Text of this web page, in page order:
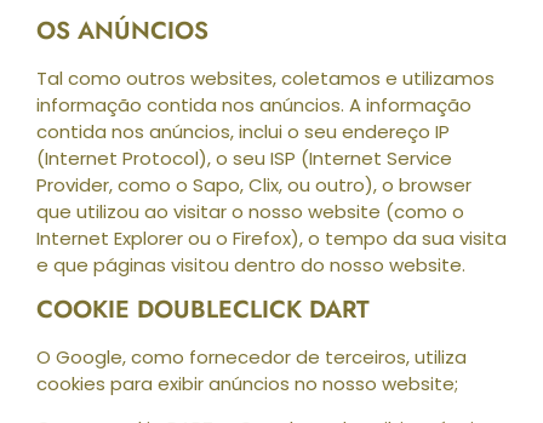
OS ANÚNCIOS
Tal como outros websites, coletamos e utilizamos
informação contida nos anúncios. A informação
contida nos anúncios, inclui o seu endereço IP
(Internet Protocol), o seu ISP (Internet Service
Provider, como o Sapo, Clix, ou outro), o browser
que utilizou ao visitar o nosso website (como o
Internet Explorer ou o Firefox), o tempo da sua visita
e que páginas visitou dentro do nosso website.
COOKIE DOUBLECLICK DART
O Google, como fornecedor de terceiros, utiliza
cookies para exibir anúncios no nosso website;